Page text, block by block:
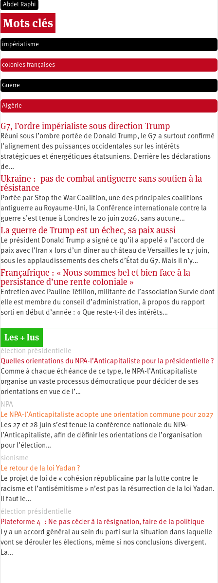
Abdel Raphi
Mots clés
impérialisme
colonies françaises
Guerre
Algérie
G7, l’ordre impérialiste sous direction Trump
Réuni sous l’ombre portée de Donald Trump, le G7 a surtout confirmé
l’alignement des puissances occidentales sur les intérêts
stratégiques et énergétiques étatsuniens. Derrière les déclarations
de…
Ukraine : pas de combat antiguerre sans soutien à la
résistance
Portée par Stop the War Coalition, une des principales coalitions
antiguerre au Royaume-Uni, la Conférence internationale contre la
guerre s’est tenue à Londres le 20 juin 2026, sans aucune…
La guerre de Trump est un échec, sa paix aussi
Le président Donald Trump a signé ce qu’il a appelé « l’accord de
paix avec l’Iran » lors d’un dîner au château de Versailles le 17 juin,
sous les applaudissements des chefs d’État du G7. Mais il n’y…
Françafrique : « Nous sommes bel et bien face à la
persistance d’une rente coloniale »
Entretien avec Pauline Tétillon, militante de l’association Survie dont
elle est membre du conseil d’administration, à propos du rapport
sorti en début d’année : « Que reste-t-il des intérêts…
Les + lus
élection présidentielle
Quelles orientations du NPA-l’Anticapitaliste pour la présidentielle ?
Comme à chaque échéance de ce type, le NPA-l’Anticapitaliste
organise un vaste processus démocratique pour décider de ses
orientations en vue de l’…
NPA
Le NPA-l’Anticapitaliste adopte une orientation commune pour 2027
Les 27 et 28 juin s’est tenue la conférence nationale du NPA-
l’Anticapitaliste, afin de définir les orientations de l’organisation
pour l’élection…
sionisme
Le retour de la loi Yadan ?
Le projet de loi de « cohésion républicaine par la lutte contre le
racisme et l’antisémitisme » n’est pas la résurrection de la loi Yadan.
Il faut le…
élection présidentielle
Plateforme 4 : Ne pas céder à la résignation, faire de la politique
l y a un accord général au sein du parti sur la situation dans laquelle
vont se dérouler les élections, même si nos conclusions divergent.
La…